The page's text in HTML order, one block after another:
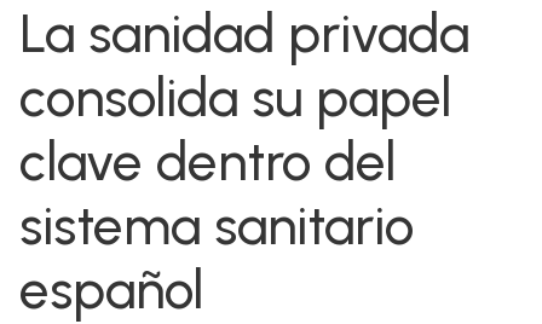
La sanidad privada
consolida su papel
clave dentro del
sistema sanitario
español